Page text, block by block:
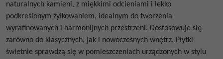
naturalnych kamieni, z miękkimi odcieniami i lekko
podkreślonym żyłkowaniem, idealnym do tworzenia
wyrafinowanych i harmonijnych przestrzeni. Dostosowuje się
zarówno do klasycznych, jak i nowoczesnych wnętrz. Płytki
świetnie sprawdzą się w pomieszczeniach urządzonych w stylu